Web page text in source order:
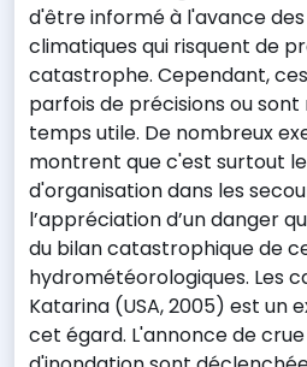
d'être informé à l'avance
climatiques qui risquent de
catastrophe. Cependant,
parfois de précisions ou
temps utile. De nombreux
montrent que c'est surtout
d'organisation dans les
l’appréciation d’un danger
du bilan catastrophique de
hydrométéorologiques. Les
Katarina (USA, 2005) est un
cet égard. L'annonce de